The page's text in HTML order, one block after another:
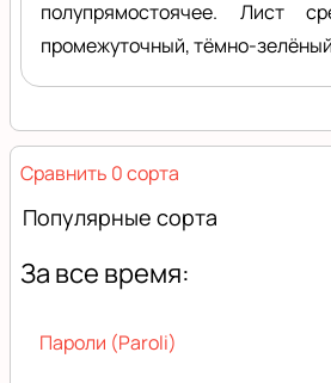
полупрямостоячее. Лист
промежуточный, тёмно-
Сравнить 0 сорта
Популярные сорта
За все время:
Пароли (Paroli)